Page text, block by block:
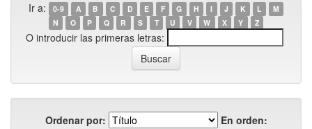
Ir a: 0-9 A B C D E F G H I J K L
M
N
O P Q R S T U V W X Y Z
O introducir las primeras letras:
Ordenar por:
En orden: